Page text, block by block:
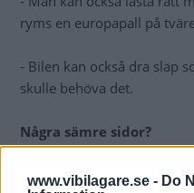
www.vibilagare.se - Do
ryms en europapall på
- Bilen kan också dra släp
skulle behöva det.
Några sämre sidor?
- Priserna är ännu inte
ligga lite över Toyota Hilux.